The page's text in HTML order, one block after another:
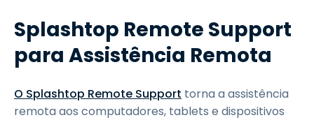
Splashtop Remote Support
para Assistência Remota
O Splashtop Remote Support torna a assistência
remota aos computadores, tablets e dispositivos